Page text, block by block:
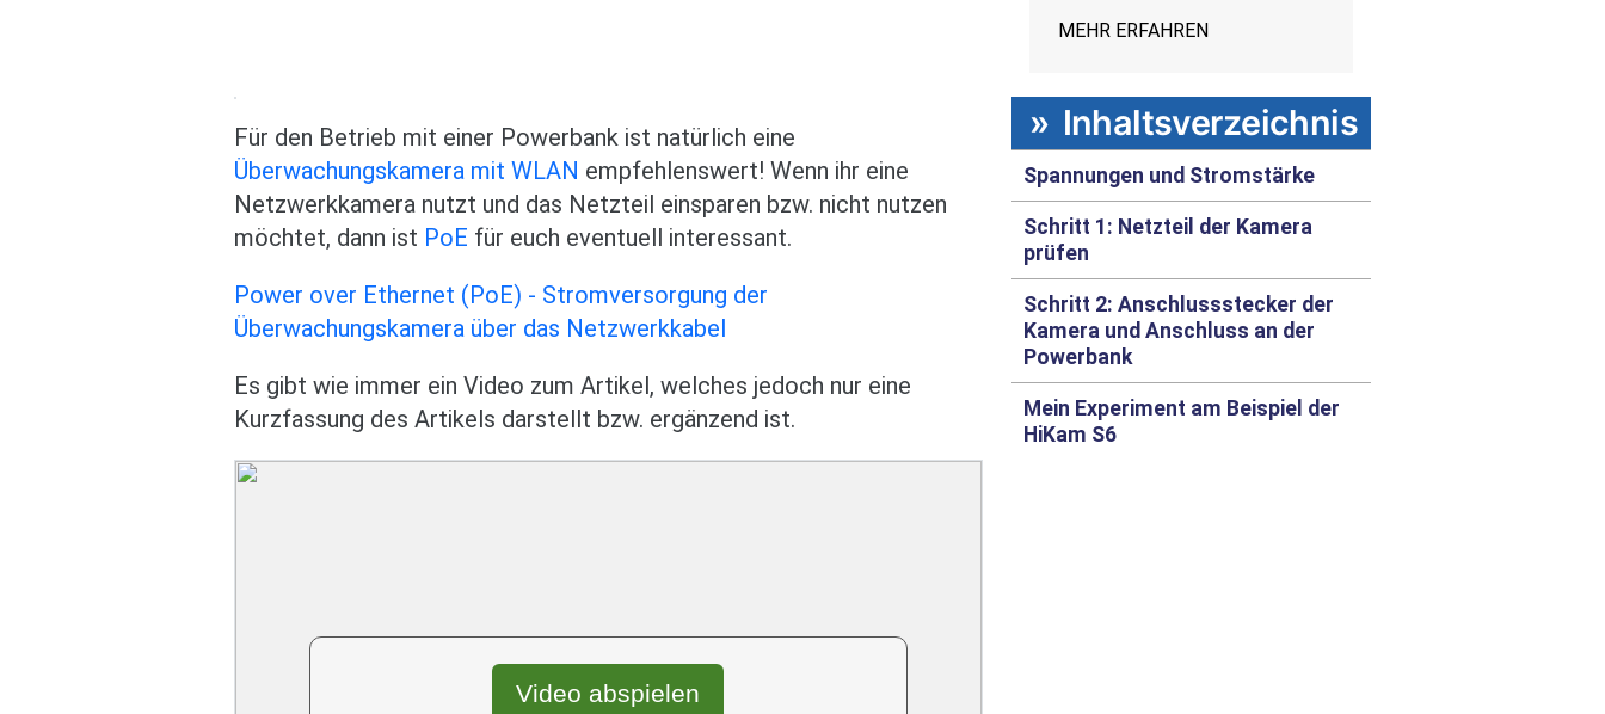
MEHR ERFAHREN
Für den Betrieb mit einer Powerbank ist natürlich eine
Überwachungskamera mit WLAN empfehlenswert! Wenn ihr eine
Netzwerkkamera nutzt und das Netzteil einsparen bzw. nicht nutzen
möchtet, dann ist PoE für euch eventuell interessant.
Power over Ethernet (PoE) - Stromversorgung der
Überwachungskamera über das Netzwerkkabel
Es gibt wie immer ein Video zum Artikel, welches jedoch nur eine
Kurzfassung des Artikels darstellt bzw. ergänzend ist.
Video abspielen
Inhaltsverzeichnis
Spannungen und Stromstärke
Schritt 1: Netzteil der Kamera
prüfen
Schritt 2: Anschlussstecker der
Kamera und Anschluss an der
Powerbank
Mein Experiment am Beispiel der
HiKam S6